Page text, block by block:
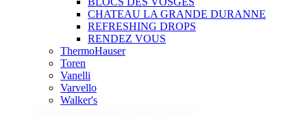
CHATEAU LA GRANDE DURANNE
REFRESHING DROPS
RENDEZ VOUS
ThermoHauser
Toren
Vanelli
Varvello
Walker's